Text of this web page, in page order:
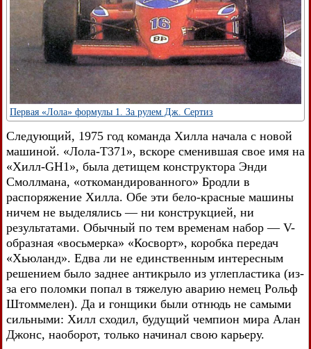
Первая «Лола» формулы 1. За рулем Дж. Сертиз
Следующий, 1975 год команда Хилла начала с новой
машиной. «Лола-Т371», вскоре сменившая свое имя на
«Хилл-GH1», была детищем конструктора Энди
Смоллмана, «откомандированного» Бродли в
распоряжение Хилла. Обе эти бело-красные машины
ничем не выделялись — ни конструкцией, ни
результатами. Обычный по тем временам набор — V-
образная «восьмерка» «Косворт», коробка передач
«Хьюланд». Едва ли не единственным интересным
решением было заднее антикрыло из углепластика (из-
за его поломки попал в тяжелую аварию немец Рольф
Штоммелен). Да и гонщики были отнюдь не самыми
сильными: Хилл сходил, будущий чемпион мира Алан
Джонс, наоборот, только начинал свою карьеру.